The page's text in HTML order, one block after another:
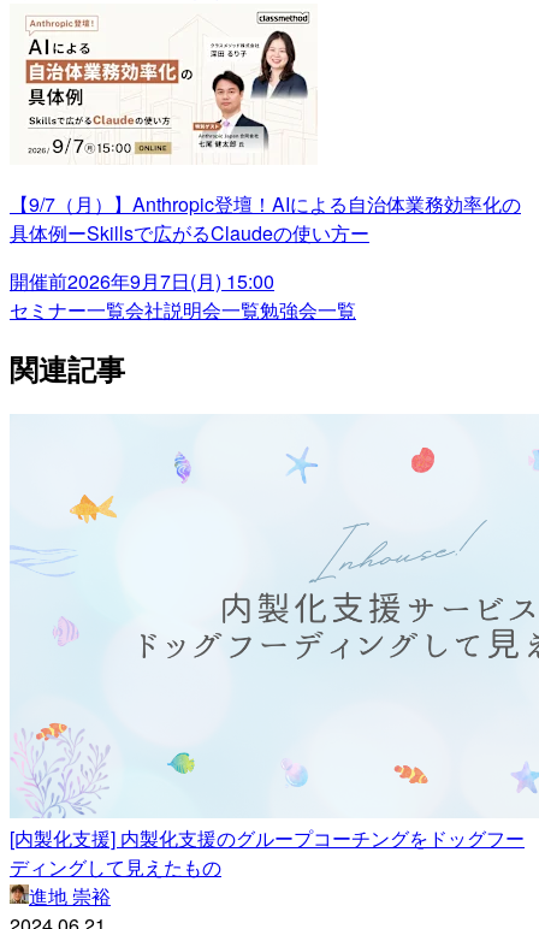
【9/7（月）】Anthropic登壇！AIによる自治体業務効率化の
具体例ーSkillsで広がるClaudeの使い方ー
開催前2026年9月7日(月) 15:00
セミナー一覧会社説明会一覧勉強会一覧
関連記事
[内製化支援] 内製化支援のグループコーチングをドッグフー
ディングして見えたもの
進地 崇裕